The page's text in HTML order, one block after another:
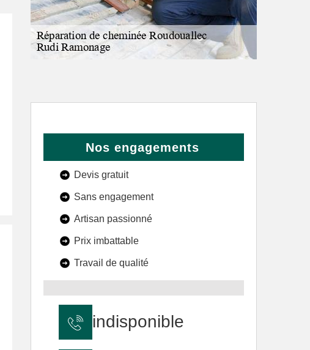
Nos engagements
Devis gratuit
Sans engagement
Artisan passionné
Prix imbattable
Travail de qualité
indisponible